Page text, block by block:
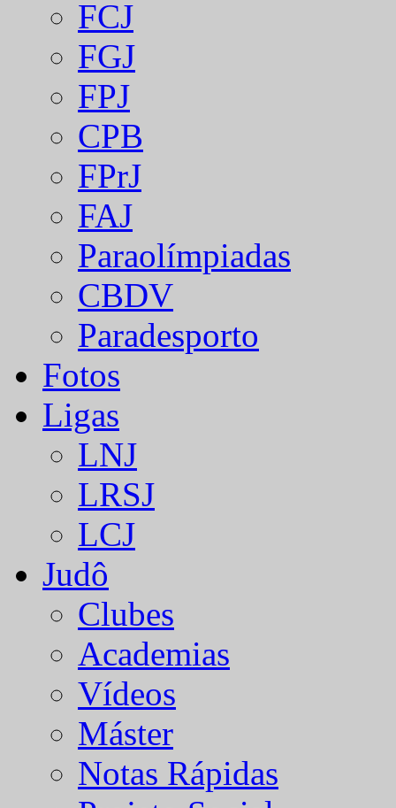
FCJ
FGJ
FPJ
CPB
FPrJ
FAJ
Paraolímpiadas
CBDV
Paradesporto
Fotos
Ligas
LNJ
LRSJ
LCJ
Judô
Clubes
Academias
Vídeos
Máster
Notas Rápidas